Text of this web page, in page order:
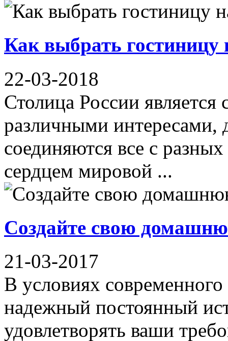
Как выбрать
22-03-2018
Столица России
различными интересами,
соединяются все с
сердцем мировой ...
Создайте свою
21-03-2017
В условиях
надежный постоянный
удовлетворять ваши